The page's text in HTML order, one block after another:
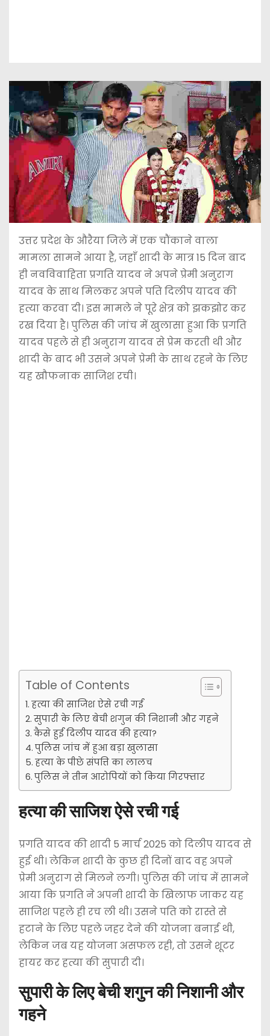
उत्तर प्रदेश के औरैया जिले में एक चौंकाने वाला
मामला सामने आया है, जहाँ शादी के मात्र 15 दिन बाद
ही नवविवाहिता प्रगति यादव ने अपने प्रेमी अनुराग
यादव के साथ मिलकर अपने पति दिलीप यादव की
हत्या करवा दी। इस मामले ने पूरे क्षेत्र को झकझोर कर
रख दिया है। पुलिस की जांच में खुलासा हुआ कि प्रगति
यादव पहले से ही अनुराग यादव से प्रेम करती थी और
शादी के बाद भी उसने अपने प्रेमी के साथ रहने के लिए
यह खौफनाक साजिश रची।
Table of Contents
हत्या की साजिश ऐसे रची गई
सुपारी के लिए बेची शगुन की निशानी और गहने
कैसे हुई दिलीप यादव की हत्या?
पुलिस जांच में हुआ बड़ा खुलासा
हत्या के पीछे संपत्ति का लालच
पुलिस ने तीन आरोपियों को किया गिरफ्तार
हत्या की साजिश ऐसे रची गई
प्रगति यादव की शादी 5 मार्च 2025 को दिलीप यादव से
हुई थी। लेकिन शादी के कुछ ही दिनों बाद वह अपने
प्रेमी अनुराग से मिलने लगी। पुलिस की जांच में सामने
आया कि प्रगति ने अपनी शादी के खिलाफ जाकर यह
साजिश पहले ही रच ली थी। उसने पति को रास्ते से
हटाने के लिए पहले जहर देने की योजना बनाई थी,
लेकिन जब यह योजना असफल रही, तो उसने शूटर
हायर कर हत्या की सुपारी दी।
सुपारी के लिए बेची शगुन की निशानी और
गहने